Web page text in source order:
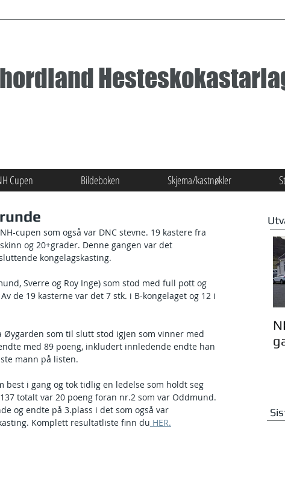
Cupen Bildeboken Skjema/kastnøkler
cupen som også var DNC stevne. 19 kastere fra
og 20+grader. Denne gangen var det
kongelagskasting.
Sverre og Roy Inge) som stod med full pott og
de 19 kasterne var det 7 stk. i B-kongelaget og 12 i
Øygarden som til slutt stod igjen som vinner med
med 89 poeng, inkludert innledende endte han
mann på listen.
best i gang og tok tidlig en ledelse som holdt seg
totalt var 20 poeng foran nr.2 som var Oddmund.
og endte på 3.plass i det som også var
Komplett resultatliste finn du HER.